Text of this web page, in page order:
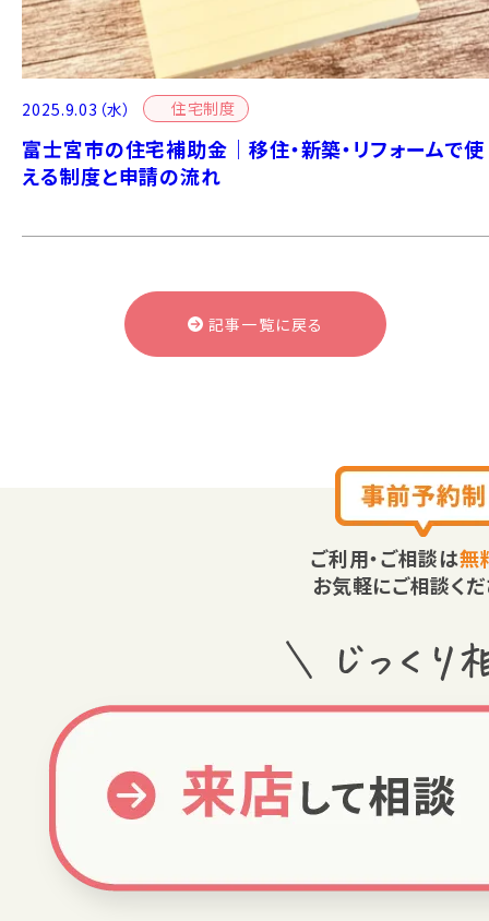
住宅制度
2025.9.03（水）
富士宮市の住宅補助金｜移住・新築・リフォームで使
える制度と申請の流れ
記事一覧に戻る
ご利用・ご相談は無
お気軽にご相談くだ